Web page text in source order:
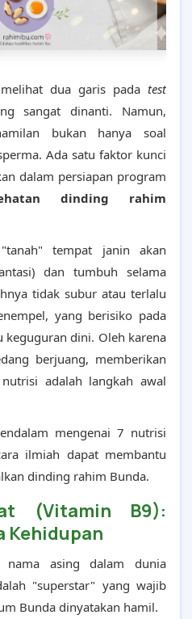
dua garis pada test
sangat dinanti. Namun,
bukan hanya soal
Ada satu faktor kunci
dalam persiapan program
dinding rahim
tempat janin akan
dan tumbuh selama
tidak subur atau terlalu
yang berisiko pada
keguguran dini. Oleh karena
berjuang, memberikan
adalah langkah awal
mengenai 7 nutrisi
ilmiah dapat membantu
dinding rahim Bunda.
(Vitamin B9):
Kehidupan
asing dalam dunia
"superstar" yang wajib
Bunda dinyatakan hamil.